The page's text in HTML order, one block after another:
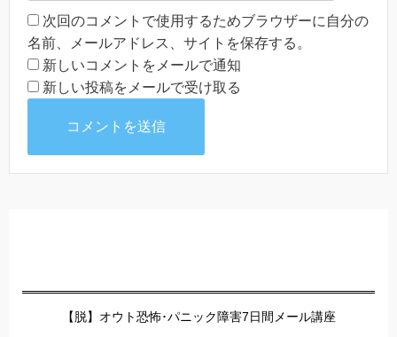
次回のコメントで使用するためブラウザーに自分の
名前、メールアドレス、サイトを保存する。
新しいコメントをメールで通知
新しい投稿をメールで受け取る
【脱】オウト恐怖･パニック障害7日間メール講座